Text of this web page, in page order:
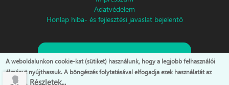
Adatvédelem
Honlap hiba- és fejlesztési javaslat bejelentő
Feliratkozás hírlevélre!
A weboldalunkon cookie-kat (sütiket) használunk, hogy a legjobb felhasználói
élményt nyújthassuk. A böngészés folytatásával elfogadja ezek használatát az
oldalon. Részletek...